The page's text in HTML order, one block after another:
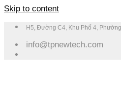
Skip to content
H5, Đường C4, Khu Phố 4,
info@tpnewtech.com